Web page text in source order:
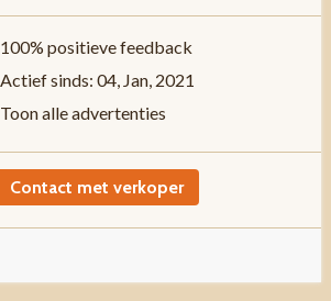
100% positieve feedback
Actief sinds: 04, Jan, 2021
Toon alle advertenties
Contact met verkoper